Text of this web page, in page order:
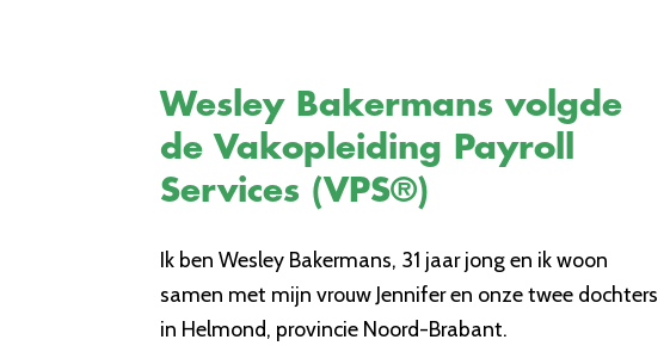
Wesley Bakermans volgde
de Vakopleiding Payroll
Services (VPS®)
Ik ben Wesley Bakermans, 31 jaar jong en ik woon
samen met mijn vrouw Jennifer en onze twee dochters
in Helmond, provincie Noord-Brabant.